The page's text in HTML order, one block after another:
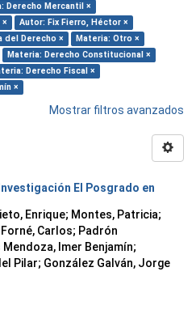
Derecho Mercantil ×
Autor: Fix Fierro, Héctor ×
del Derecho ×
Materia: Otro ×
Materia: Derecho Constitucional ×
Derecho Fiscal ×
×
Mostrar filtros avanzados
El Posgrado en
Enrique; Montes, Patricia;
Carlos; Padrón
Mendoza, Imer Benjamín;
Pilar; González Galván, Jorge